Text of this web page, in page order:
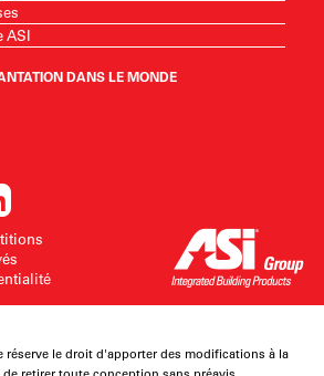
ASI
DANS LE MONDE
réserve le droit d'apporter des modifications à la